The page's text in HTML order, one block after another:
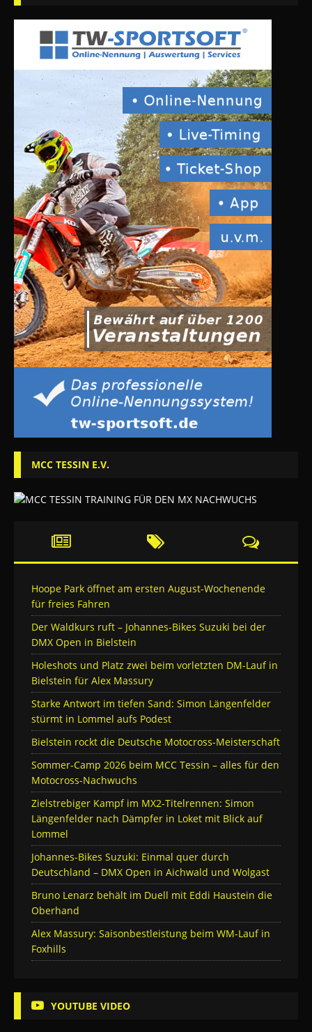
MCC TESSIN E.V.
Hoope Park öffnet am ersten August-Wochenende
für freies Fahren
Der Waldkurs ruft – Johannes-Bikes Suzuki bei der
DMX Open in Bielstein
Holeshots und Platz zwei beim vorletzten DM-Lauf in
Bielstein für Alex Massury
Starke Antwort im tiefen Sand: Simon Längenfelder
stürmt in Lommel aufs Podest
Bielstein rockt die Deutsche Motocross-Meisterschaft
Sommer-Camp 2026 beim MCC Tessin – alles für den
Motocross-Nachwuchs
Zielstrebiger Kampf im MX2-Titelrennen: Simon
Längenfelder nach Dämpfer in Loket mit Blick auf
Lommel
Johannes-Bikes Suzuki: Einmal quer durch
Deutschland – DMX Open in Aichwald und Wolgast
Bruno Lenarz behält im Duell mit Eddi Haustein die
Oberhand
Alex Massury: Saisonbestleistung beim WM-Lauf in
Foxhills
YOUTUBE VIDEO